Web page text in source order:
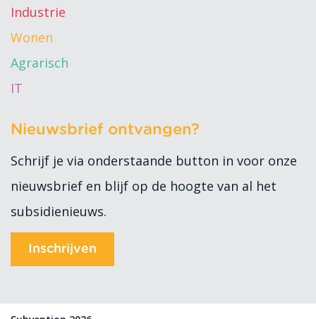
Industrie
Wonen
Agrarisch
IT
Nieuwsbrief ontvangen?
Schrijf je via onderstaande button in voor onze
nieuwsbrief en blijf op de hoogte van al het
subsidienieuws.
Inschrijven